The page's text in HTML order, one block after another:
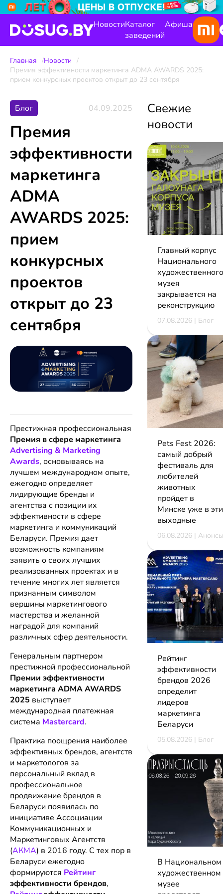
НовостиКаталог
заведений
Афиша
Главная
Новости
Премия эффективности маркетинга ADMA AWARDS 2025:
прием конкурсных проектов открыт до 23 сентября
Блог 04.09.2025
Премия
эффективности
маркетинга
ADMA
AWARDS 2025:
прием
конкурсных
проектов
открыт до 23
сентября
Престижная профессиональная
Премия в сфере маркетинга
Advertising & Marketing
Awards, основываясь на
лучшем международном опыте,
ежегодно определяет
лидирующие бренды и
агентства с позиции их
эффективности в сфере
маркетинга и коммуникаций
Беларуси. Премия дает
возможность компаниям
заявить о своих лучших
реализованных проектах и в
течение многих лет является
признанным символом
вершины маркетингового
мастерства и желанной
наградой для компаний
различных сфер деятельности.
Генеральным партнером
престижной профессиональной
Премии эффективности
маркетинга ADMA AWARDS
2025 выступает
международная платежная
система Mastercard.
Практика поощрения наиболее
эффективных брендов, агентств
и маркетологов за
персональный вклад в
профессиональное
продвижение брендов в
Беларуси появилась по
инициативе Ассоциации
Коммуникационных и
Маркетинговых Агентств
(АКМА) в 2016 году. С тех пор в
Беларуси ежегодно
формируются Рейтинг
эффективности брендов,
Свежие
новости
Главный корпус
Национального
художественного
музея
закрывается на
реконструкцию
07.08.2026 | Блог
Pets Fest 2026:
самый добрый
фестиваль для
любителей
животных
пройдет в
Минске уже в эти
выходные
06.08.2026 | Анонсы
Рейтинг
эффективности
брендов 2026
определит
лидеров
маркетинга
Беларуси
05.08.2026 | Блог
В Национальном
художественном
музее